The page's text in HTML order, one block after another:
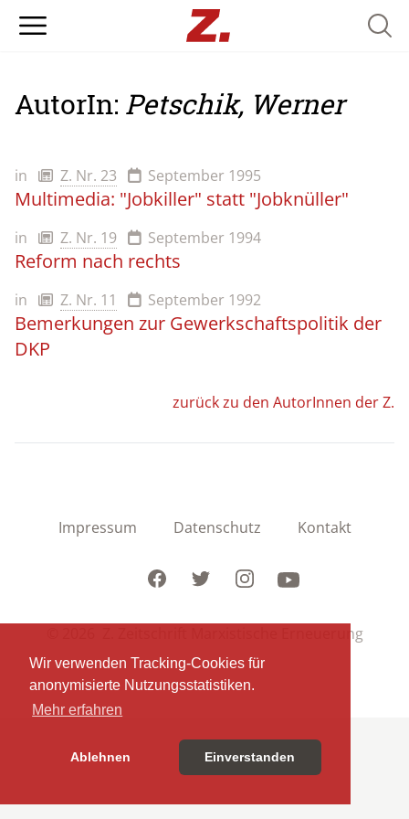
Wir verwenden Tracking-Cookies für
anonymisierte Nutzungsstatistiken.
Mehr erfahren
Ablehnen Einverstanden
AutorIn: Petschik, Werner
in Z. Nr. 23 September 1995
Multimedia: "Jobkiller" statt "Jobknüller"
in Z. Nr. 19 September 1994
Reform nach rechts
in Z. Nr. 11 September 1992
Bemerkungen zur Gewerkschaftspolitik der
DKP
zurück zu den AutorInnen der Z.
Impressum Datenschutz Kontakt
FacebookTwitterInstagramYoutube
© 2026 Z. Zeitschrift Marxistische Erneuerung